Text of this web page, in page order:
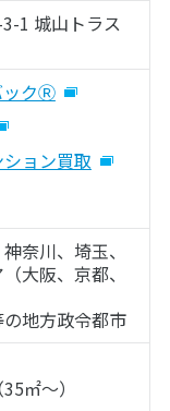
1 城山トラス
ックⓇ
ョン買取
奈川、埼玉、
大阪、京都、
地方政令都市
㎡～）